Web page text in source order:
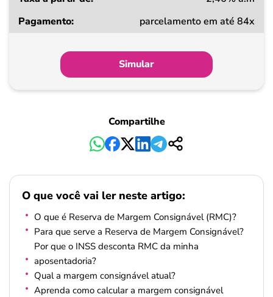
parcelamento em até 84x
Simular
Compartilhe
O que você vai ler neste artigo:
O que é Reserva de Margem Consignável (RMC)?
Para que serve a Reserva de Margem Consignável?
Por que o INSS desconta RMC da minha
aposentadoria?
Qual a margem consignável atual?
Aprenda como calcular a margem consignável